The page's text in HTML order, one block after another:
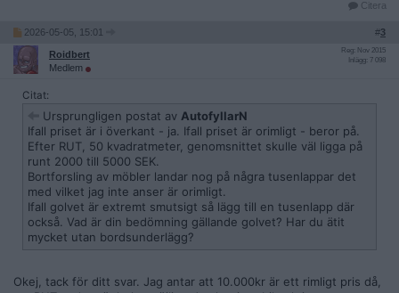
Citera
2026-05-05, 15:01 #3
Roidbert
Medlem
Reg: Nov 2015
Inlägg: 7 098
Citat:
Ursprungligen postat av AutofyllarN
Ifall priset är i överkant - ja. Ifall priset är orimligt - beror på.
Efter RUT, 50 kvadratmeter, genomsnittet skulle väl ligga på
runt 2000 till 5000 SEK.
Bortforsling av möbler landar nog på några tusenlappar det
med vilket jag inte anser är orimligt.
Ifall golvet är extremt smutsigt så lägg till en tusenlapp där
också. Vad är din bedömning gällande golvet? Har du ätit
mycket utan bordsunderlägg?
Okej, tack för ditt svar. Jag antar att 10.000kr är ett rimligt pris då,